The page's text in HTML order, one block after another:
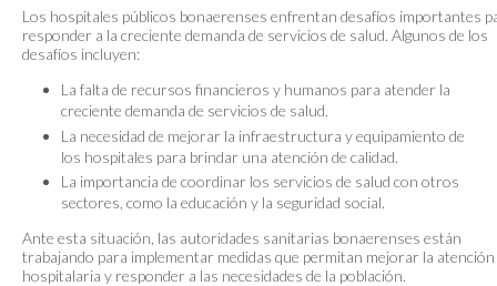
Los hospitales públicos bonaerenses enfrentan desafíos importantes
responder a la creciente demanda de servicios de salud. Algunos de los
desafíos incluyen:
La falta de recursos financieros y humanos para atender la
creciente demanda de servicios de salud.
La necesidad de mejorar la infraestructura y equipamiento de
los hospitales para brindar una atención de calidad.
La importancia de coordinar los servicios de salud con otros
sectores, como la educación y la seguridad social.
Ante esta situación, las autoridades sanitarias bonaerenses están
trabajando para implementar medidas que permitan mejorar la atención
hospitalaria y responder a las necesidades de la población.